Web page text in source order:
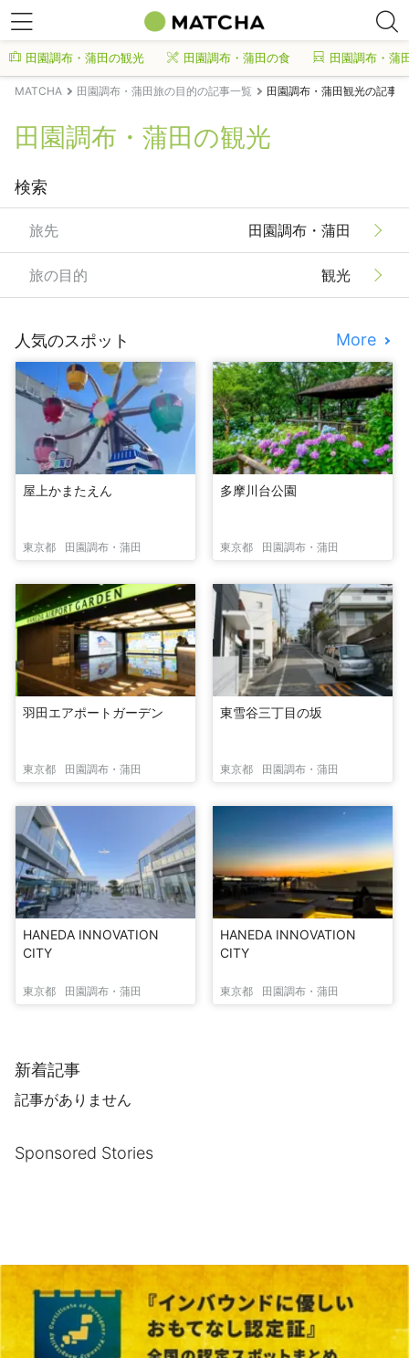
田園調布・蒲田の観光 田園調布・蒲田の食 田園調布・蒲
MATCHA 田園調布・蒲田旅の目的の記事一覧 田園調布・蒲田観光の記事
田園調布・蒲田の観光
検索
旅先 田園調布・蒲田
旅の目的 観光
人気のスポット More
屋上かまたえん
東京都 田園調布・蒲田
多摩川台公園
東京都 田園調布・蒲田
羽田エアポートガーデン
東京都 田園調布・蒲田
東雪谷三丁目の坂
東京都 田園調布・蒲田
HANEDA INNOVATION
CITY
東京都 田園調布・蒲田
HANEDA INNOVATION
CITY
東京都 田園調布・蒲田
新着記事
記事がありません
Sponsored Stories